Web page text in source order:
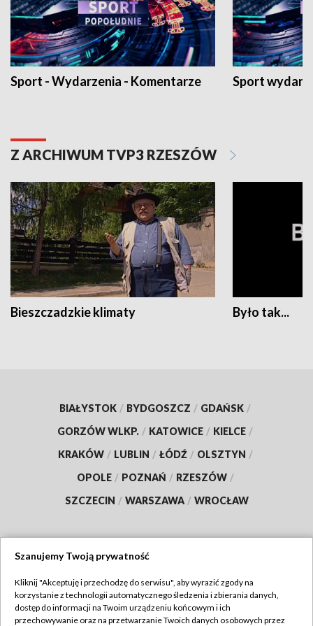
Sport - Wydarzenia - Komentarze Sport
Z ARCHIWUM TVP3 RZESZÓW
Bieszczadzkie klimaty Było tak...
BIAŁYSTOK / BYDGOSZCZ / GDAŃSK /
GORZÓW WLKP. / KATOWICE / KIELCE /
KRAKÓW / LUBLIN / ŁÓDŹ / OLSZTYN /
OPOLE / POZNAŃ / RZESZÓW /
SZCZECIN / WARSZAWA / WROCŁAW
TVP
Abonament TVP
Szanujemy Twoją prywatność
Kliknij "Akceptuję i przechodzę do serwisu", aby wyrazić zgody na
korzystanie z technologii automatycznego śledzenia i zbierania danych,
dostęp do informacji na Twoim urządzeniu końcowym i ich
przechowywanie oraz na przetwarzanie Twoich danych osobowych przez